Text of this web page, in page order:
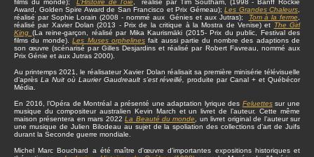
films du monde);L’Histoire de l’oie , réalisé par Tim Southam, (1998 - Banff Rockie
Award, Golden Spire Award de San Francisco et Prix Gémeau); Les Grandes Chaleurs
réalisé par Sophie Lorain (2008 - nommé aux Génies et aux Jutras);
Tom à la ferme
réalisé par Xavier Dolan (2013 - Prix de la critique à la Mostra de Venise) et The Girl
King (La reine-garçon, réalisé par Mika Kaurismäki (2015- Prix du public, Festival des
films du monde).Les Muses orphelinesfait aussi partie du nombre des adaptions de
son œuvre (scénarisé par Gilles Desjardins et réalisé par Robert Favreau, nommé aux
Prix Génie et aux Jutras 2000).
Au printemps 2021, le réalisateur Xavier Dolan réalisait sa première minisérie télévisuelle
d’après La Nuit où Laurier Gaudreault s’est réveillé,produite par Canal + et Québécor
Média.
En 2016, l’Opéra de Montréal a présenté une adaptation lyrique des Feluettessur une
musique du compositeur australien Kevin March et un livret de l’auteur. Cette même
maison présentera en mars 2022La Beauté du monde
, un livret original de l’auteur sur
une musique de Julien Bilodeau au sujet de la spoliation des collections d’art de Juifs
durant la Seconde guerre mondiale.
Michel Marc Bouchard a été maître d'œuvre d'importantes expositions historiques et